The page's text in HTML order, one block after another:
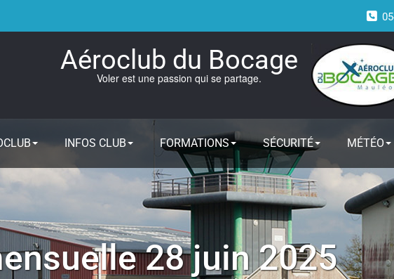
Aéroclub du Bocage
Voler est une passion qui se partage.
INFOS CLUB FORMATIONS SÉCURITÉ MÉTÉO
28 juin 2025